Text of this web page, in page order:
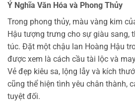
Ý Nghĩa Văn Hóa và Phong Thủy
Trong phong thủy, màu vàng kim
Hậu tượng trưng cho sự giàu sang,
túc. Đặt một chậu lan Hoàng Hậu
được xem là cách cầu tài lộc và
Vẻ đẹp kiêu sa, lộng lẫy và kích
cũng thể hiện tình yêu chân thành,
tuyệt đối.